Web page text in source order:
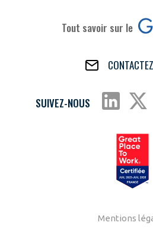
Tout savoir sur le
SUIVEZ-NOUS
Mentions